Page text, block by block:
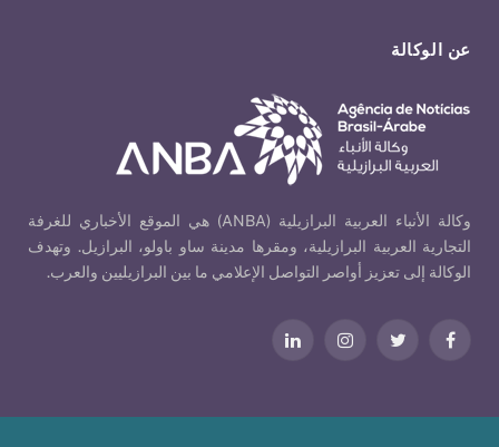
عن الوكالة
وكالة الأنباء العربية البرازيلية (ANBA) هي الموقع الأخباري للغرفة
التجارية العربية البرازيلية، ومقرها مدينة ساو باولو، البرازيل. وتهدف
الوكالة إلى تعزيز أواصر التواصل الإعلامي ما بين البرازيليين والعرب.
فيسبوكتويتر الانستغراملينكدإن